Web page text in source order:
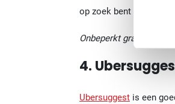
op zoek bent naar
Onbeperkt gratis
4.
Ubersuggest is een